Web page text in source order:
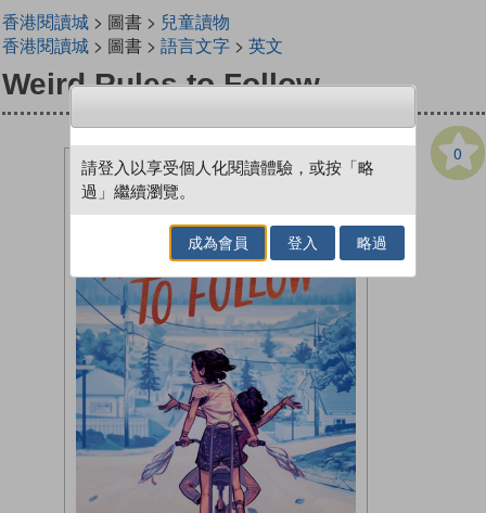
香港閱讀城> 圖書 > 兒童讀物
香港閱讀城> 圖書 > 語言文字> 英文
Weird Rules to Follow
0
請登入以享受個人化閱讀體驗，或按「略
過」繼續瀏覽。
成為會員 登入 略過